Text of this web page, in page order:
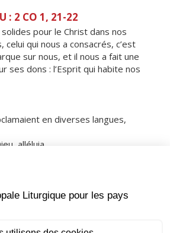
: 2 CO 1, 21-22
pour le Christ dans nos
celui qui nous a consacrés, c’est
sur nous, et il nous a fait une
ses dons : l’Esprit qui habite nos
en diverses langues,
alléluia.
par le mystère de la Pentecôte,
chez tous les peuples et dans
les dons du Saint-Esprit sur